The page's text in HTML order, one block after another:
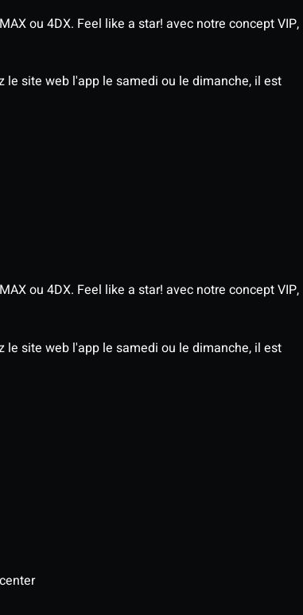
ou 4DX. Feel like a star! avec notre concept VIP,
site web l'app le samedi ou le dimanche, il est
ou 4DX. Feel like a star! avec notre concept VIP,
site web l'app le samedi ou le dimanche, il est